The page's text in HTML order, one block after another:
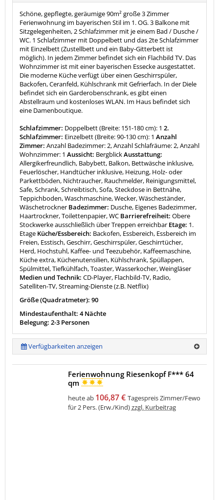
Schöne, gepflegte, geräumige 90m² große 3 Zimmer
Ferienwohnung im bayerischen Stil im 1. OG. 3 Balkone mit
Sitzgelegenheiten, 2 Schlafzimmer mit je einem Bad / Dusche /
WC. 1 Schlafzimmer mit Doppelbett und das 2te Schlafzimmer
mit Einzelbett (Zustellbett und ein Baby-Gitterbett ist
möglich). In jedem Zimmer befindet sich ein Flachbild TV. Das
Wohnzimmer ist mit einer bayerischen Essecke ausgestattet.
Die moderne Küche verfügt über einen Geschirrspüler,
Backofen, Ceranfeld, Kühlschrank mit Gefrierfach. In der Diele
befindet sich ein Garderobenschrank, es gibt einen
Abstellraum und kostenloses WLAN. Im Haus befindet sich
eine Damenboutique.
Schlafzimmer: Doppelbett (Breite: 151-180 cm): 1 2.
Schlafzimmer: Einzelbett (Breite: 90-130 cm): 1 Anzahl
Zimmer: Anzahl Badezimmer: 2, Anzahl Schlafräume: 2, Anzahl
Wohnzimmer: 1 Aussicht: BergblickAusstattung:
Allergikerfreundlich, Babybett, Balkon, Bettwäsche inklusive,
Feuerlöscher, Handtücher inklusive, Heizung, Holz- oder
Parkettböden, Nichtraucher, Rauchmelder, Reinigungsmittel,
Safe, Schrank, Schreibtisch, Sofa, Steckdose in Bettnähe,
Teppichboden, Waschmaschine, Wecker, Wäscheständer,
Wäschetrockner Badezimmer: Dusche, Eigenes Badezimmer,
Haartrockner, Toilettenpapier, WC Barrierefreiheit: Obere
Stockwerke ausschließlich über Treppen erreichbar Etage: 1.
Etage Küche/Essbereich: Backofen, Essbereich, Essbereich im
Freien, Esstisch, Geschirr, Geschirrspüler, Geschirrtücher,
Herd, Hochstuhl, Kaffee- und Teezubehör, Kaffeemaschine,
Küche extra, Küchenutensilien, Kühlschrank, Spüllappen,
Spülmittel, Tiefkühlfach, Toaster, Wasserkocher, Weingläser
Medien und Technik: CD-Player, Flachbild-TV, Radio,
Satelliten-TV, Streaming-Dienste (z.B. Netflix)
Größe (Quadratmeter): 90
Mindestaufenthalt: 4 Nächte
Belegung: 2-3 Personen
Verfügbarkeiten anzeigen
Ferienwohnung Riesenkopf F*** 64
qm
heute ab 106,87 € Tagespreis Zimmer/Fewo
für 2 Pers. (Erw./Kind)zzgl. Kurbeitrag